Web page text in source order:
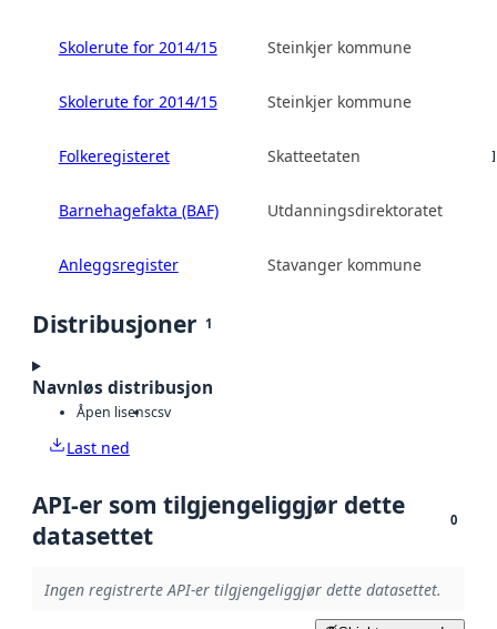
Skolerute for 2014/15 Steinkjer kommune
Skolerute for 2014/15 Steinkjer kommune
Folkeregisteret Skatteetaten
Barnehagefakta (BAF) Utdanningsdirektoratet
Anleggsregister Stavanger kommune
Distribusjoner 1
Navnløs distribusjon
Åpen lisenscsv
Last ned
API-er som tilgjengeliggjør dette
datasettet
0
Ingen registrerte API-er tilgjengeliggjør dette datasettet.